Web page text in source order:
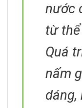
nước
từ
Quá
nấm
dáng,